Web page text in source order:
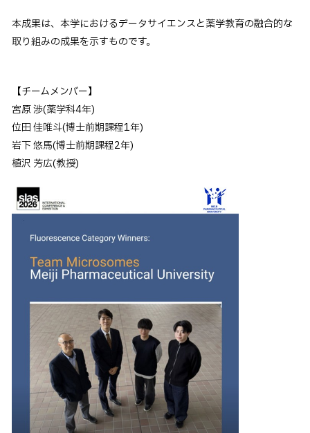
本成果は、本学におけるデータサイエンスと薬学教育の融合的な
取り組みの成果を示すものです。
【チームメンバー】
宮原 渉(薬学科4年)
位田 佳唯斗(博士前期課程1年)
岩下 悠馬(博士前期課程2年)
植沢 芳広(教授)